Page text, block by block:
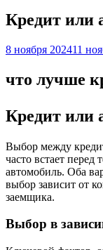
Кредит или
8 ноября 202411
что лучше
Кредит или
Выбор между
часто встает перед
автомобиль. Оба
выбор зависит от
заемщика.
Выбор в